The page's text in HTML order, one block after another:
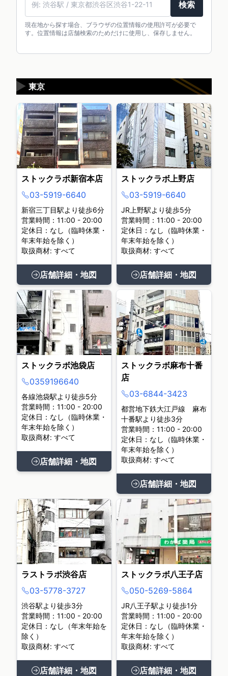
検索
現在地から探す場合、ブラウザの位置情報の使用許可が必要で
す。位置情報は店舗検索のためだけに使用し、保存しません。
東京
▶
ストックラボ新宿本店
03-5919-6640
新宿三丁目駅より徒歩6分
営業時間：11:00 - 20:00
定休日：なし（臨時休業・
年末年始を除く）
取扱商材: すべて
店舗詳細・地図
ストックラボ上野店
03-5919-6640
JR上野駅より徒歩5分
営業時間：11:00 - 20:00
定休日：なし（臨時休業・
年末年始を除く）
取扱商材: すべて
店舗詳細・地図
ストックラボ池袋店
0359196640
各線池袋駅より徒歩5分
営業時間：11:00 - 20:00
定休日：なし（臨時休業・
年末年始を除く）
取扱商材: すべて
店舗詳細・地図
ストックラボ麻布十番
店
03-6844-3423
都営地下鉄大江戸線 麻布
十番駅より徒歩3分
営業時間：11:00 - 20:00
定休日：なし（臨時休業・
年末年始を除く）
取扱商材: すべて
店舗詳細・地図
ラストラボ渋谷店
03-5778-3727
渋谷駅より徒歩3分
営業時間：11:00 - 20:00
定休日：なし（年末年始を
除く）
取扱商材: すべて
店舗詳細・地図
ストックラボ八王子店
050-5269-5864
JR八王子駅より徒歩1分
営業時間：11:00 - 20:00
定休日：なし（臨時休業・
年末年始を除く）
取扱商材: すべて
店舗詳細・地図